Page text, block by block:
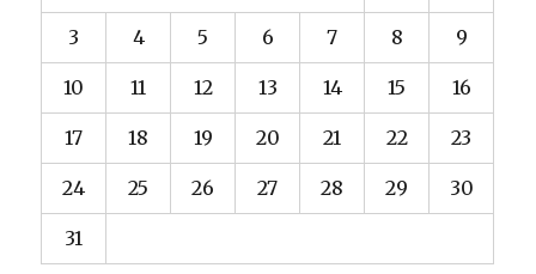
3 4 5 6 7 8 9
10 11 12 13 14 15 16
17 18 19 20 21 22 23
24 25 26 27 28 29 30
31